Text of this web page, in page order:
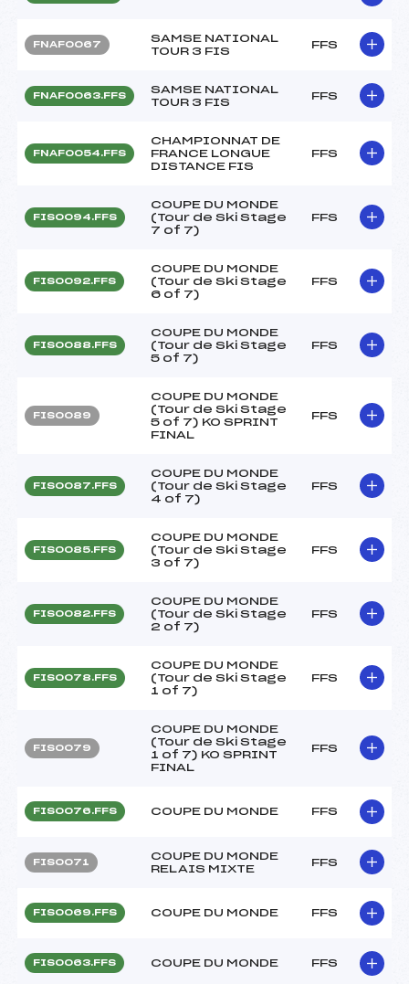
FNAF0067
SAMSE NATIONAL
TOUR 3 FIS
FFS
FNAF0063.FFS
SAMSE NATIONAL
TOUR 3 FIS
FFS
FNAF0054.FFS
CHAMPIONNAT DE
FRANCE LONGUE
DISTANCE FIS
FFS
FIS0094.FFS
COUPE DU MONDE
(Tour de Ski Stage
7 of 7)
FFS
FIS0092.FFS
COUPE DU MONDE
(Tour de Ski Stage
6 of 7)
FFS
FIS0088.FFS
COUPE DU MONDE
(Tour de Ski Stage
5 of 7)
FFS
FIS0089
COUPE DU MONDE
(Tour de Ski Stage
5 of 7) KO SPRINT
FINAL
FFS
FIS0087.FFS
COUPE DU MONDE
(Tour de Ski Stage
4 of 7)
FFS
FIS0085.FFS
COUPE DU MONDE
(Tour de Ski Stage
3 of 7)
FFS
FIS0082.FFS
COUPE DU MONDE
(Tour de Ski Stage
2 of 7)
FFS
FIS0078.FFS
COUPE DU MONDE
(Tour de Ski Stage
1 of 7)
FFS
FIS0079
COUPE DU MONDE
(Tour de Ski Stage
1 of 7) KO SPRINT
FINAL
FFS
FIS0076.FFS COUPE DU MONDE FFS
FIS0071
COUPE DU MONDE
RELAIS MIXTE
FFS
FIS0069.FFS COUPE DU MONDE FFS
FIS0063.FFS COUPE DU MONDE FFS